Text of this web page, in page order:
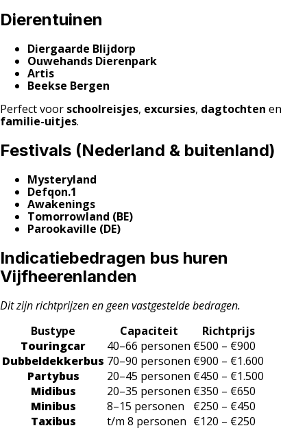
Dierentuinen
Diergaarde Blijdorp
Ouwehands Dierenpark
Artis
Beekse Bergen
Perfect voor schoolreisjes, excursies, dagtochten en
familie-uitjes.
Festivals (Nederland & buitenland)
Mysteryland
Defqon.1
Awakenings
Tomorrowland (BE)
Parookaville (DE)
Indicatiebedragen bus huren
Vijfheerenlanden
Dit zijn richtprijzen en geen vastgestelde bedragen.
Bustype
Capaciteit
Richtprijs
Touringcar
40–66 personen €500 – €900
Dubbeldekkerbus 70–90 personen €900 – €1.600
Partybus
20–45 personen €450 – €1.500
Midibus
20–35 personen €350 – €650
Minibus
8–15 personen
€250 – €450
Taxibus
t/m 8 personen €120 – €250